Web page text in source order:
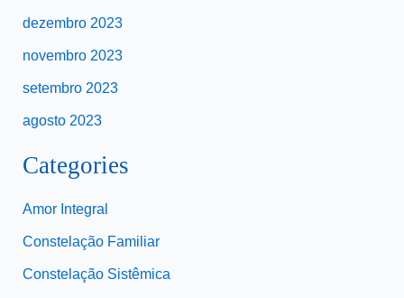
dezembro 2023
novembro 2023
setembro 2023
agosto 2023
Categories
Amor Integral
Constelação Familiar
Constelação Sistêmica